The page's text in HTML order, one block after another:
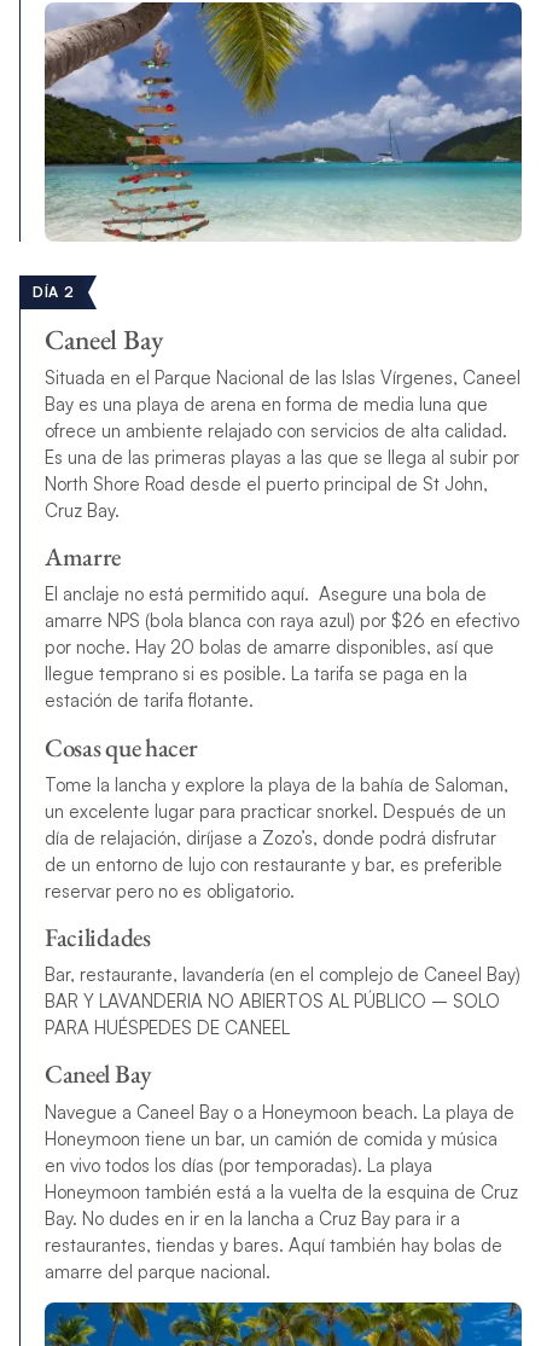
DÍA 2
Caneel Bay
Situada en el Parque Nacional de las Islas Vírgenes, Caneel
Bay es una playa de arena en forma de media luna que
ofrece un ambiente relajado con servicios de alta calidad.
Es una de las primeras playas a las que se llega al subir por
North Shore Road desde el puerto principal de St John,
Cruz Bay.
Amarre
El anclaje no está permitido aquí. Asegure una bola de
amarre NPS (bola blanca con raya azul) por $26 en efectivo
por noche. Hay 20 bolas de amarre disponibles, así que
llegue temprano si es posible. La tarifa se paga en la
estación de tarifa flotante.
Cosas que hacer
Tome la lancha y explore la playa de la bahía de Saloman,
un excelente lugar para practicar snorkel. Después de un
día de relajación, diríjase a Zozo’s, donde podrá disfrutar
de un entorno de lujo con restaurante y bar, es preferible
reservar pero no es obligatorio.
Facilidades
Bar, restaurante, lavandería (en el complejo de Caneel Bay)
BAR Y LAVANDERIA NO ABIERTOS AL PÚBLICO – SOLO
PARA HUÉSPEDES DE CANEEL
Caneel Bay
Navegue a Caneel Bay o a Honeymoon beach. La playa de
Honeymoon tiene un bar, un camión de comida y música
en vivo todos los días (por temporadas). La playa
Honeymoon también está a la vuelta de la esquina de Cruz
Bay. No dudes en ir en la lancha a Cruz Bay para ir a
restaurantes, tiendas y bares. Aquí también hay bolas de
amarre del parque nacional.